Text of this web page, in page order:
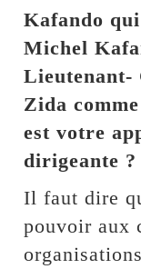
Kafando
Michel
Lieutenant-
Zida
est votre
dirigeante ?
Il faut dire
pouvoir aux